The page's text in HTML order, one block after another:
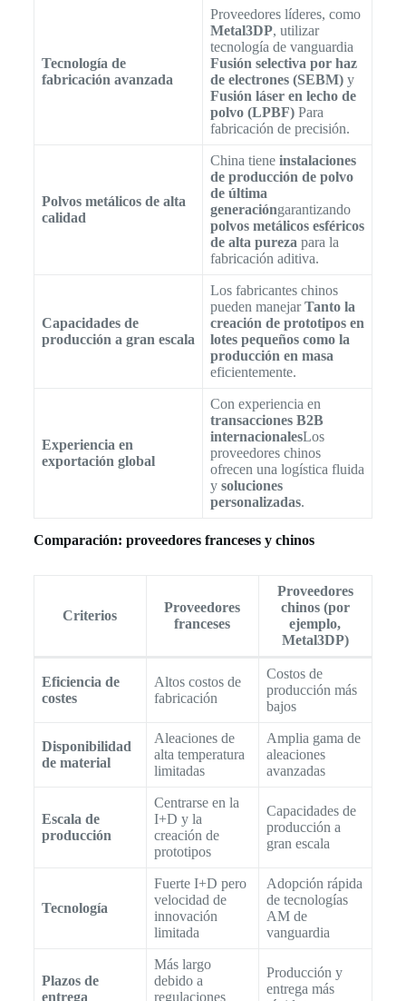
Tecnología de
fabricación avanzada
Proveedores líderes, como
Metal3DP, utilizar
tecnología de vanguardia
Fusión selectiva por haz
de electrones (SEBM)y
Fusión láser en lecho de
polvo (LPBF)Para
fabricación de precisión.
Polvos metálicos de alta
calidad
China tiene instalaciones
de producción de polvo
de última
generacióngarantizando
polvos metálicos esféricos
de alta pureza para la
fabricación aditiva.
Capacidades de
producción a gran escala
Los fabricantes chinos
pueden manejarTanto la
creación de prototipos en
lotes pequeños como la
producción en masa
eficientemente.
Experiencia en
exportación global
Con experiencia en
transacciones B2B
internacionalesLos
proveedores chinos
ofrecen una logística fluida
y soluciones
personalizadas.
Comparación: proveedores franceses y chinos
Criterios
Proveedores
franceses
Proveedores
chinos (por
ejemplo,
Metal3DP)
Eficiencia de
costes
Altos costos de
fabricación
Costos de
producción más
bajos
Disponibilidad
de material
Aleaciones de
alta temperatura
limitadas
Amplia gama de
aleaciones
avanzadas
Escala de
producción
Centrarse en la
I+D y la
creación de
prototipos
Capacidades de
producción a
gran escala
Tecnología
Fuerte I+D pero
velocidad de
innovación
limitada
Adopción rápida
de tecnologías
AM de
vanguardia
Plazos de
entrega
Más largo
debido a
regulaciones
Producción y
entrega más